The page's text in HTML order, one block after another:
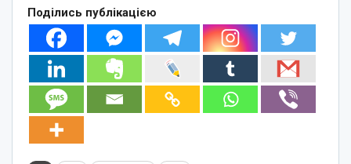
Поділись публікацією